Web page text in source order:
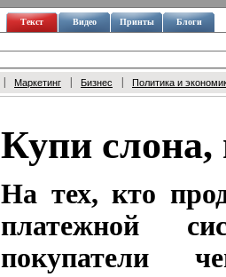
Текст Видео Принты Блоги
Маркетинг Бизнес Политика и
Купи слона,
На тех, кто
платежной
покупатели